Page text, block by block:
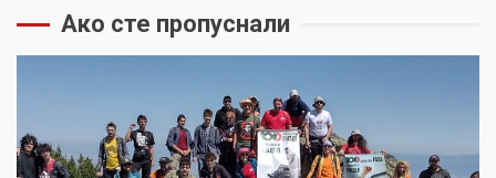
Ако сте пропуснали